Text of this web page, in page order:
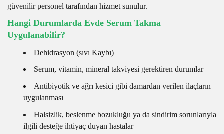
güvenilir personel tarafından hizmet sunulur.
Hangi Durumlarda Evde Serum Takma
Uygulanabilir?
Dehidrasyon (sıvı Kaybı)
Serum, vitamin, mineral takviyesi gerektiren durumlar
Antibiyotik ve ağrı kesici gibi damardan verilen ilaçların
uygulanması
Halsizlik, beslenme bozukluğu ya da sindirim sorunlarıyla
ilgili desteğe ihtiyaç duyan hastalar